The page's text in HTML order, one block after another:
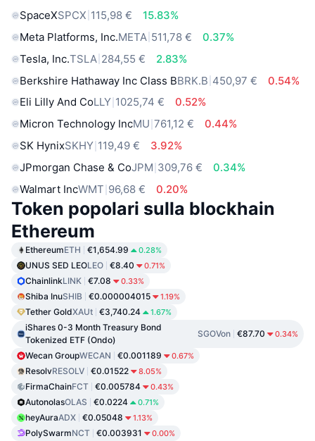
SpaceXSPCX 115,98 €
15.83%
Meta Platforms, Inc.META 511,78 €
0.37%
Tesla, Inc.TSLA 284,55 €
2.83%
Berkshire Hathaway Inc Class BBRK.B 450,97 €
0.54%
Eli Lilly And CoLLY 1025,74 €
0.52%
Micron Technology IncMU 761,12 €
0.44%
SK HynixSKHY 119,49 €
3.92%
JPmorgan Chase & CoJPM 309,76 €
0.34%
Walmart IncWMT 96,68 € 0.20%
Token popolari sulla blockhain
Ethereum
EthereumETH €1,654.99 0.28%
UNUS SED LEOLEO €8.40 0.71%
ChainlinkLINK €7.08 0.33%
Shiba InuSHIB €0.000004015 1.19%
Tether GoldXAUt €3,740.24 1.67%
iShares 0-3 Month Treasury Bond
Tokenized ETF (Ondo)
SGOVon €87.70 0.34%
Wecan GroupWECAN €0.001189 0.67%
ResolvRESOLV €0.01522 8.05%
FirmaChainFCT €0.005784 0.43%
AutonolasOLAS €0.0224 0.71%
heyAuraADX €0.05048 1.13%
PolySwarmNCT €0.003931 0.00%